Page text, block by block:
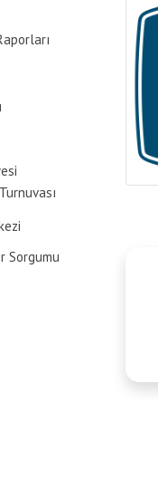
Sorgumu